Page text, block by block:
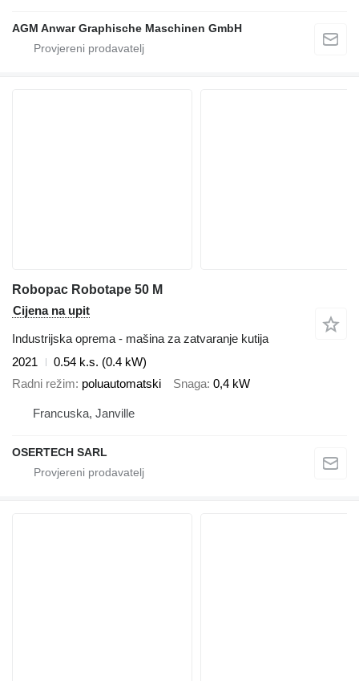
AGM Anwar Graphische Maschinen GmbH
Robopac Robotape 50 M
Cijena na upit
Industrijska oprema - mašina za zatvaranje kutija
2021
0.54 k.s. (0.4 kW)
Radni režim poluautomatski Snaga 0,4 kW
Francuska, Janville
OSERTECH SARL